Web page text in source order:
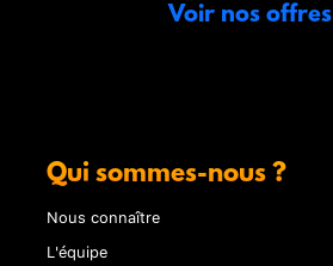
Voir nos offres
Qui sommes-nous ?
Nous connaître
L'équipe